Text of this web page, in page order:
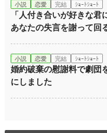
小説 恋愛 完結 ｼｮｰﾄｼｮｰﾄ
「人付き合いが好きな君
あなたの失言を謝って回
小説 恋愛 完結 ｼｮｰﾄｼｮｰﾄ
婚約破棄の慰謝料で劇団
にしました